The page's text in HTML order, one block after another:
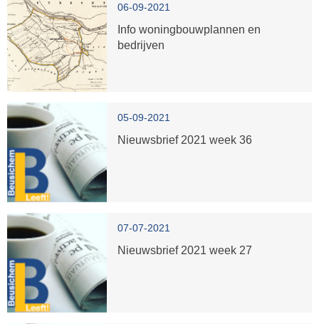
06-09-2021
Info woningbouwplannen en
bedrijven
05-09-2021
Nieuwsbrief 2021 week 36
07-07-2021
Nieuwsbrief 2021 week 27